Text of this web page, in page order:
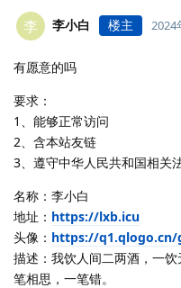
李 李小白 楼主 2024
有愿意的吗
要求：
1、能够正常访问
2、含本站友链
3、遵守中华人民共和国相关
名称：李小白
地址： https://lxb.icu
头像： https://q1.qlogo.cn/
描述：我饮人间二两酒，一
笔相思，一笔错。